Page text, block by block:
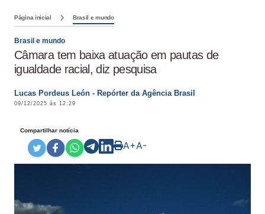
Página inicial Brasil e mundo
Brasil e mundo
Câmara tem baixa atuação em pautas de
igualdade racial, diz pesquisa
Lucas Pordeus León - Repórter da Agência Brasil
09/12/2025 às 12:29
Compartilhar notícia
A+A-